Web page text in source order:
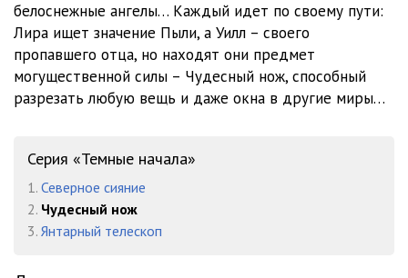
12:50
017 - Глава 3-3
018 - Глава 4-1 08:13
020 - Глава 4-3
021 - Глава 4-4
022 - Глава 4-5
белоснежные ангелы… Каждый идет по своему пути:
Лира ищет значение Пыли, а Уилл – своего
пропавшего отца, но находят они предмет
могущественной силы – Чудесный нож, способный
разрезать любую вещь и даже окна в другие миры…
Серия «Темные начала»
1. Северное сияние
2. Чудесный нож
3. Янтарный телескоп